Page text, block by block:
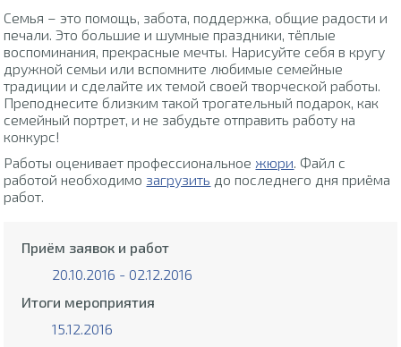
Семья – это помощь, забота, поддержка, общие радости и
печали. Это большие и шумные праздники, тёплые
воспоминания, прекрасные мечты. Нарисуйте себя в кругу
дружной семьи или вспомните любимые семейные
традиции и сделайте их темой своей творческой работы.
Преподнесите близким такой трогательный подарок, как
семейный портрет, и не забудьте отправить работу на
конкурс!
Работы оценивает профессиональное жюри. Файл с
работой необходимо загрузить до последнего дня приёма
работ.
Приём заявок и работ
20.10.2016 - 02.12.2016
Итоги мероприятия
15.12.2016